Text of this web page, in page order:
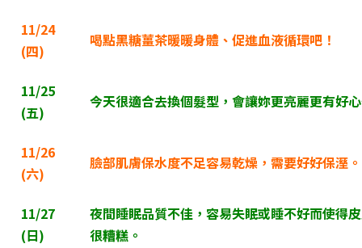
11/24
(四)
喝點黑糖薑茶暖暖身體、促進血液循環吧！
11/25
(五)
今天很適合去換個髮型，會讓妳更亮麗更有好
11/26
(六)
臉部肌膚保水度不足容易乾燥，需要好好保溼。
11/27
(日)
夜間睡眠品質不佳，容易失眠或睡不好而使得
很糟糕。